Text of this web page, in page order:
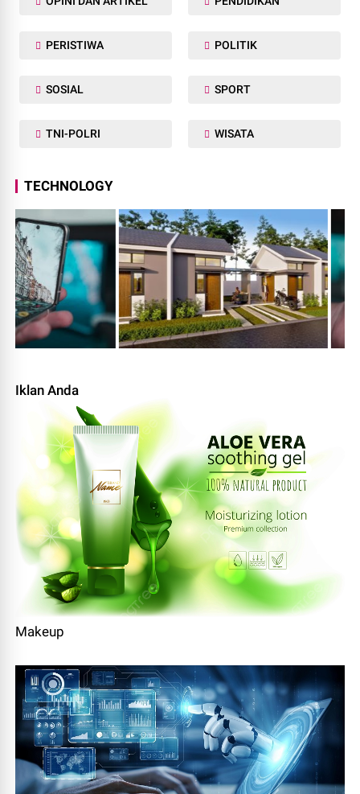
PERISTIWA POLITIK
SOSIAL SPORT
TNI-POLRI WISATA
TECHNOLOGY
Iklan Anda
Makeup